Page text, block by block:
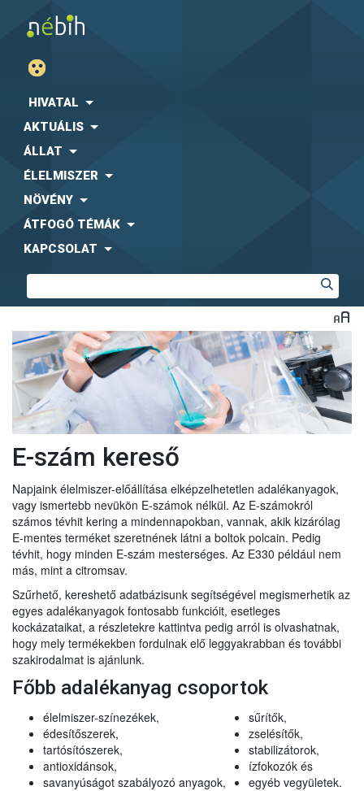
HIVATAL
AKTUÁLIS
ÁLLAT
ÉLELMISZER
NÖVÉNY
ÁTFOGÓ TÉMÁK
KAPCSOLAT
E-szám kereső
Napjaink élelmiszer-előállítása elképzelhetetlen adalékanyagok,
vagy ismertebb nevükön E-számok nélkül. Az E-számokról
számos tévhit kering a mindennapokban, vannak, akik kizárólag
E-mentes terméket szeretnének látni a boltok polcain. Pedig
tévhit, hogy minden E-szám mesterséges. Az E330 például nem
más, mint a citromsav.
Szűrhető, kereshető adatbázisunk segítségével megismerhetik az
egyes adalékanyagok fontosabb funkcióit, esetleges
kockázataikat, a részletekre kattintva pedig arról is olvashatnak,
hogy mely termékekben fordulnak elő leggyakrabban és további
szakirodalmat is ajánlunk.
Főbb adalékanyag csoportok
élelmiszer-színezékek,
édesítőszerek,
tartósítószerek,
antioxidánsok,
savanyúságot szabályozó anyagok,
sűrítők,
zselésítők,
stabilizátorok,
ízfokozók és
egyéb vegyületek.